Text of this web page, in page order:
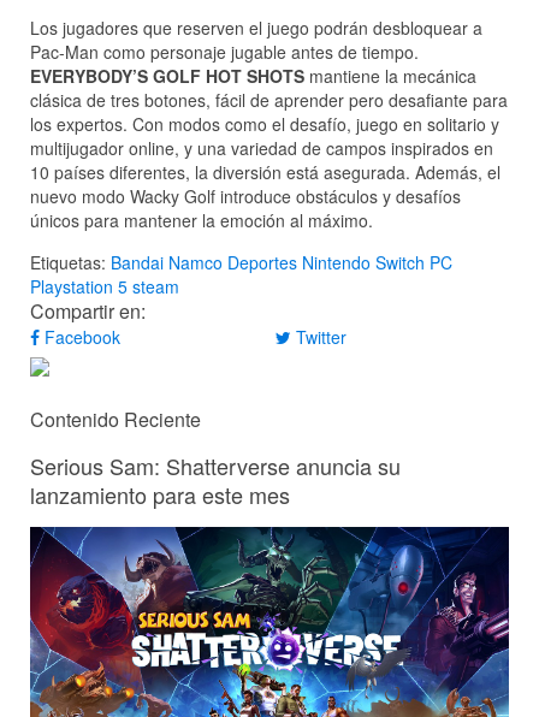
Los jugadores que reserven el juego podrán desbloquear a
Pac-Man como personaje jugable antes de tiempo.
EVERYBODY’S GOLF HOT SHOTS mantiene la mecánica
clásica de tres botones, fácil de aprender pero desafiante para
los expertos. Con modos como el desafío, juego en solitario y
multijugador online, y una variedad de campos inspirados en
10 países diferentes, la diversión está asegurada. Además, el
nuevo modo Wacky Golf introduce obstáculos y desafíos
únicos para mantener la emoción al máximo.
Etiquetas: Bandai Namco Deportes Nintendo Switch PC
Playstation 5 steam
Compartir en:
Facebook Twitter
Contenido Reciente
Serious Sam: Shatterverse anuncia su
lanzamiento para este mes